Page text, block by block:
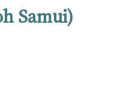
Samui)